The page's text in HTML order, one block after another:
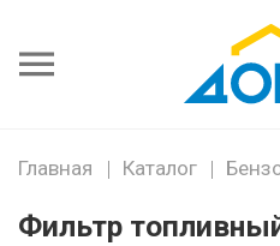
Главная Каталог
Фильтр